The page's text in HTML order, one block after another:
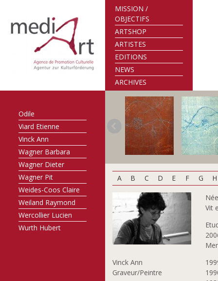
MISSION /
OBJECTIFS
ARTSHOP
ARTISTES
EDITIONS
NEWS
ARCHIVES
Schortgen François
Stein Maggy
Strainchamps
Armand
Svea Metzdorf Birte
Thurm Nico
Odile
Viard Etienne
Vinck Ann
Wagner Barbara
Wagner Dieter
Wagner Pit
Weides-Coos Claire
Weiland Raymond
Wercollier Lucien
Wurth Hubert
A B C D E F G H
Vinck Ann
Graveur/Peintre
Vit